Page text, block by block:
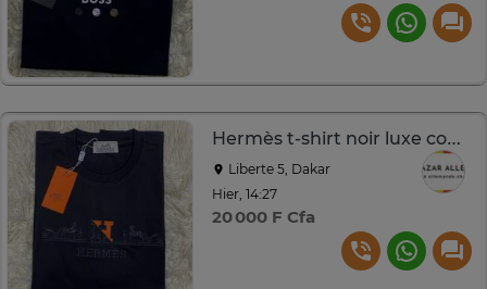
Hermès t-shirt noir luxe confort et style
Liberte 5, Dakar
Hier, 14:27
20 000 F Cfa